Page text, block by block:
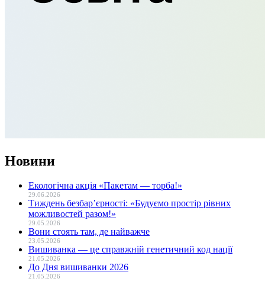
Новини
Екологічна акція «Пакетам — торба!»
29.06.2026
Тиждень безбар’єрності: «Будуємо простір рівних
можливостей разом!»
29.05.2026
Вони стоять там, де найважче
23.05.2026
Вишиванка — це справжній генетичний код нації
21.05.2026
До Дня вишиванки 2026
21.05.2026